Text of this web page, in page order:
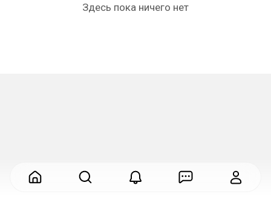
Здесь пока ничего нет